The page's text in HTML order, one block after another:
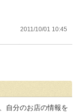
2011/10/01 10:45
自分のお店の情報を